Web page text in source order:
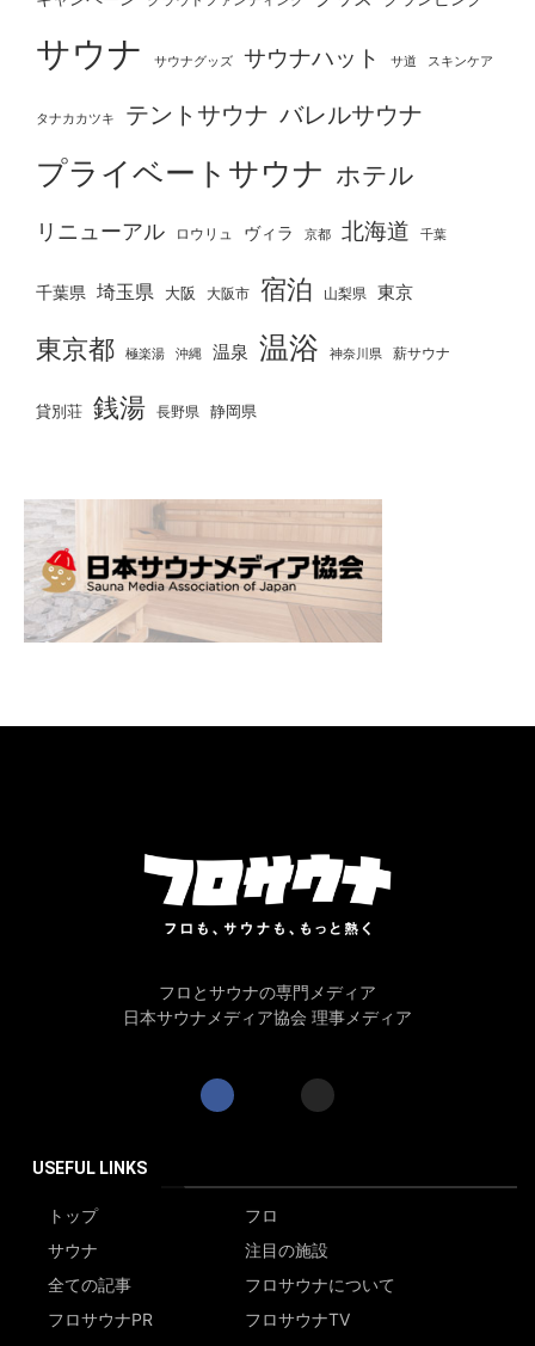
サウナ サウナグッズ サウナハット サ道 スキンケア
タナカカツキ テントサウナ バレルサウナ
プライベートサウナ ホテル
リニューアル ロウリュ ヴィラ 京都 北海道 千葉
千葉県 埼玉県 大阪 大阪市 宿泊 山梨県 東京
東京都 極楽湯 沖縄 温泉 温浴 神奈川県 薪サウナ
貸別荘 銭湯 長野県 静岡県
フロとサウナの専門メディア
日本サウナメディア協会 理事メディア
USEFUL LINKS
トップ
フロ
サウナ
注目の施設
全ての記事
フロサウナについて
フロサウナPR
フロサウナTV